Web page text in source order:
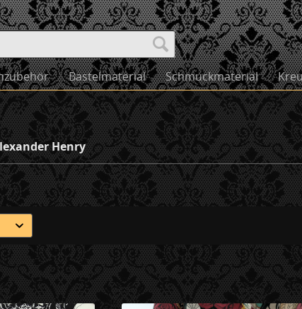
Bastelmaterial Schmuckmaterial
Henry